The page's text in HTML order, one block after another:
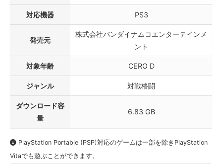
対応機器 PS3
発売元
株式会社バンダイナムコエンターテインメ
ント
対象年齢 CERO D
ジャンル 対戦格闘
ダウンロード容
量
6.83 GB
PlayStation Portable (PSP)対応のゲームは一部を除きPlayStation
Vitaでも遊ぶことができます。